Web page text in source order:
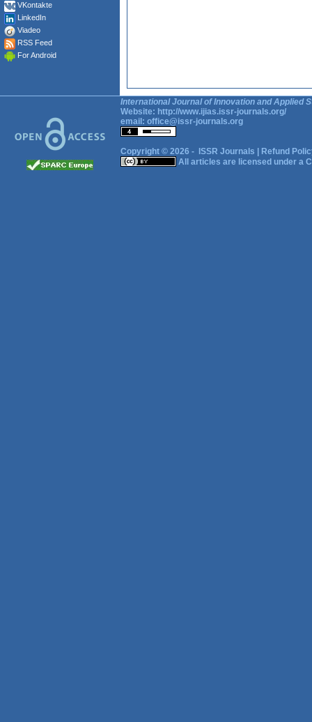
VKontakte
LinkedIn
Viadeo
RSS Feed
For Android
International Journal of Innovation and Applied
Website: http://www.ijias.issr-journals.org/
email: office@issr-journals.org
Copyright © 2026 - ISSR Journals
Refund
All articles are licensed under a